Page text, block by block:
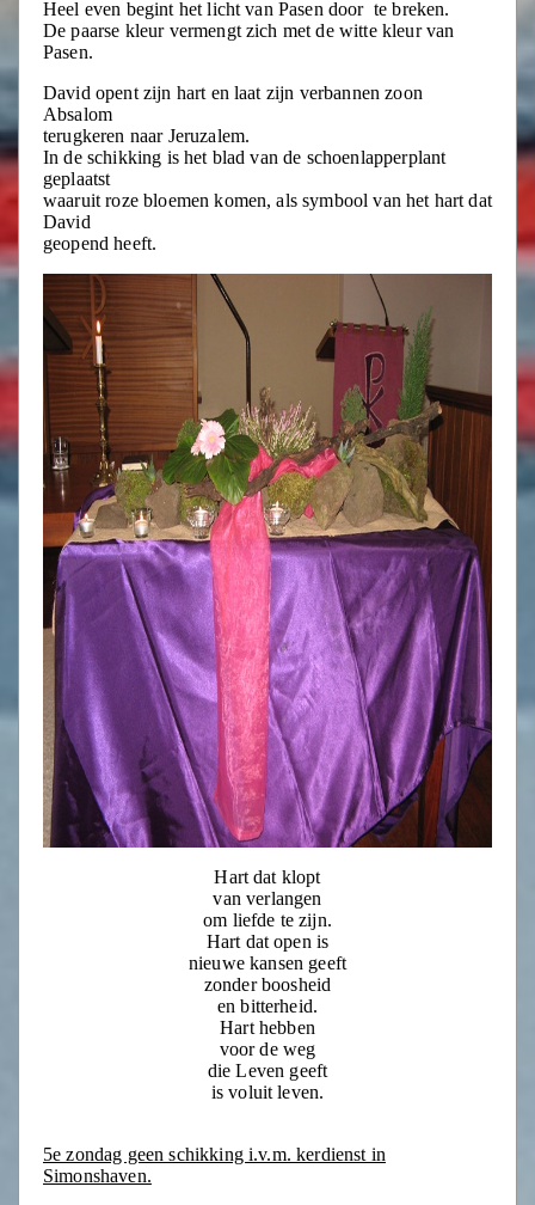
Heel even begint het licht van Pasen door te breken.
De paarse kleur vermengt zich met de witte kleur van
Pasen.
David opent zijn hart en laat zijn verbannen zoon
Absalom
terugkeren naar Jeruzalem.
In de schikking is het blad van de schoenlapperplant
geplaatst
waaruit roze bloemen komen, als symbool van het hart dat
David
geopend heeft.
Hart dat klopt
van verlangen
om liefde te zijn.
Hart dat open is
nieuwe kansen geeft
zonder boosheid
en bitterheid.
Hart hebben
voor de weg
die Leven geeft
is voluit leven.
5e zondag geen schikking i.v.m. kerdienst in
Simonshaven.